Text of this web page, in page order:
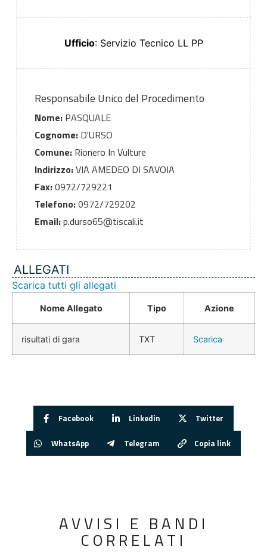
Ufficio: Servizio Tecnico LL PP
Responsabile Unico del Procedimento
Nome:PASQUALE
Cognome:D'URSO
Comune:Rionero In Vulture
Indirizzo:VIA AMEDEO DI SAVOIA
Fax:0972/729221
Telefono:0972/729202
Email:p.durso65@tiscali.it
ALLEGATI
Scarica tutti gli allegati
Nome Allegato Tipo Azione
risultati di gara TXT Scarica
Facebook Linkedin Twitter
WhatsApp Telegram Copia link
AVVISI E BANDI
CORRELATI